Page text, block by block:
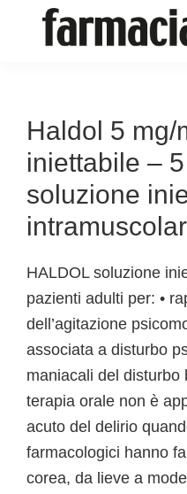
sul
mondo
della
farmacia
online
Haldol 5 mg/
iniettabile –
soluzione
HALDOL soluzione
pazienti adulti per: •
dell’agitazione
associata a disturbo
maniacali del disturbo
terapia orale non è
acuto del delirio
farmacologici hanno
corea, da lieve a